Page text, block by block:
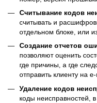
Считывание кодов
считывать и
отдельном блоке, или
Создание отчетов
позволяют оценить
где причины, а где
отправить клиенту на
Удаление кодов
коды неисправностей,